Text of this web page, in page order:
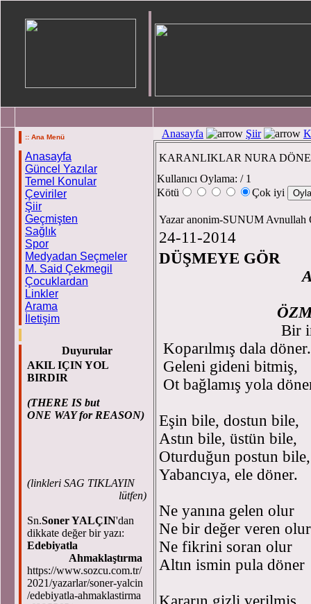
:: Ana Menü
Anasayfa
Güncel Yazılar
Temel Konular
Çeviriler
Şiir
Geçmişten
Sağlık
Spor
Medyadan Seçmeler
M. Said Çekmegil
Çocuklardan
Linkler
Arama
İletişim
Duyurular
AKIL IÇIN YOL
BIRDIR
(THERE IS but
ONE WAY for REASON)
(linkleri SAG TIKLAYIN
lütfen)
Sn.Soner YALÇIN'dan
dikkate değer bir yazı:
Edebiyatla
Ahmaklaştırma
https://www.sozcu.com.tr/
2021/yazarlar/soner-yalcin
/edebiyatla-ahmaklastirma
Anasayfa Şiir
KARANLIKLAR NURA
Kullanıcı Oylama: / 1
Kötü
Çok iyi
Yazar anonim-SUNUM
24-11-2014
DÜŞMEYE GÖR
Bir
Koparılmış dala döner.
Geleni gideni bitmiş,
Ot bağlamış yola
Eşin bile, dostun bile,
Astın bile, üstün bile,
Oturduğun postun bile,
Yabancıya, ele döner.
Ne yanına gelen olur
Ne bir değer veren olur
Ne fikrini soran olur
Altın ismin pula döner